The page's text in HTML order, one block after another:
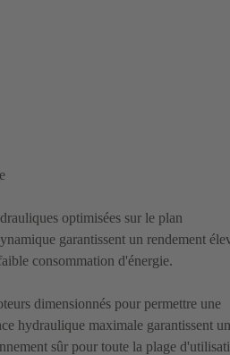
optimisées sur le plan
garantissent un rendement
consommation d'énergie.
dimensionnés pour permettre une
hydraulique maximale garantissent un
sûr pour toute la plage